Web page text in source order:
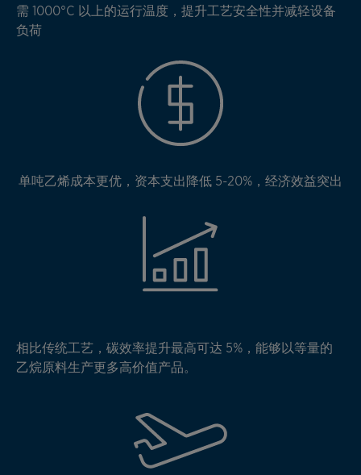
需 1000°C 以上的运行温度，提升工艺安全性并减轻设备
负荷
单吨乙烯成本更优，资本支出降低 5-20%，经济效益突出
相比传统工艺，碳效率提升最高可达 5%，能够以等量的
乙烷原料生产更多高价值产品。